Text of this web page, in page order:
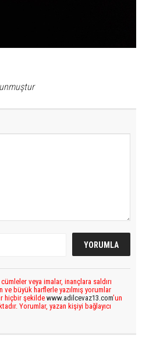
veya imalar, inançlara saldırı
ve büyük harflerle yazılmış yorumlar
hiçbir şekilde www.adilcevaz13.com’un
Yorumlar, yazan kişiyi bağlayıcı